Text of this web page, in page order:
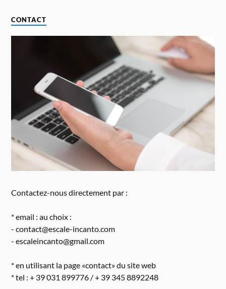
CONTACT
Contactez-nous directement par :
* email : au choix :
- contact@escale-incanto.com
- escaleincanto@gmail.com
* en utilisant la page «contact» du site web
* tel : + 39 031 899776 / + 39 345 8892248